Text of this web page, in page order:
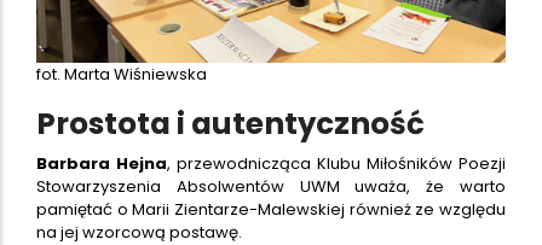
fot. Marta Wiśniewska
Prostota i autentyczność
Barbara Hejna, przewodnicząca Klubu Miłośników Poezji
Stowarzyszenia Absolwentów UWM uważa, że warto
pamiętać o Marii Zientarze-Malewskiej również ze względu
na jej wzorcową postawę.